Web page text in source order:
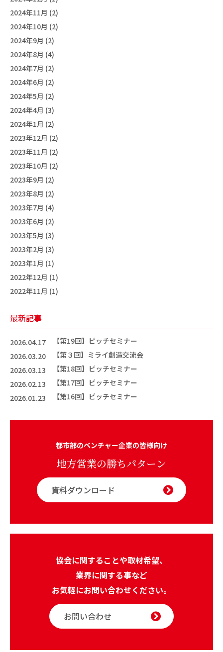
2024年11月 (2)
2024年10月 (2)
2024年9月 (2)
2024年8月 (4)
2024年7月 (2)
2024年6月 (2)
2024年5月 (2)
2024年4月 (3)
2024年1月 (2)
2023年12月 (2)
2023年11月 (2)
2023年10月 (2)
2023年9月 (2)
2023年8月 (2)
2023年7月 (4)
2023年6月 (2)
2023年5月 (3)
2023年2月 (3)
2023年1月 (1)
2022年12月 (1)
2022年11月 (1)
最新記事
2026.04.17
【第19回】ピッチセミナー
2026.03.20
【第３回】ミライ創造交流会
2026.03.13
【第18回】ピッチセミナー
2026.02.13
【第17回】ピッチセミナー
2026.01.23
【第16回】ピッチセミナー
都市部のベンチャー企業の皆様向け
地方営業の勝ちパターン
資料ダウンロード
協会に関することや取材希望、
業界に関する事など
お気軽にお問い合わせください。
お問い合わせ